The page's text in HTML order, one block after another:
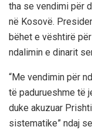
tha se vendimi për
në Kosovë.
bëhet e vështirë
ndalimin e dinarit
“Me vendimin për
të padurueshme të
duke akuzuar
sistematike” ndaj